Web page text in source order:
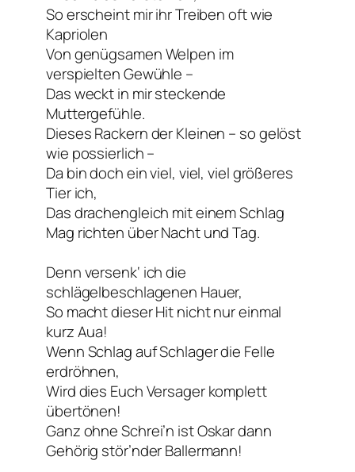
So erscheint mir ihr Treiben oft wie
Kapriolen
Von genügsamen Welpen im
verspielten Gewühle –
Das weckt in mir steckende
Muttergefühle.
Dieses Rackern der Kleinen – so gelöst
wie possierlich –
Da bin doch ein viel, viel, viel größeres
Tier ich,
Das drachengleich mit einem Schlag
Mag richten über Nacht und Tag.
Denn versenk‘ ich die
schlägelbeschlagenen Hauer,
So macht dieser Hit nicht nur einmal
kurz Aua!
Wenn Schlag auf Schlager die Felle
erdröhnen,
Wird dies Euch Versager komplett
übertönen!
Ganz ohne Schrei’n ist Oskar dann
Gehörig stör’nder Ballermann!